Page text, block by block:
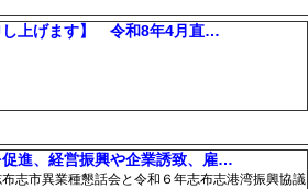
し上げます】 令和8年4月直…
進、経営振興や企業誘致、雇…
志市異業種懇話会と令和６年志布志港湾振興協議